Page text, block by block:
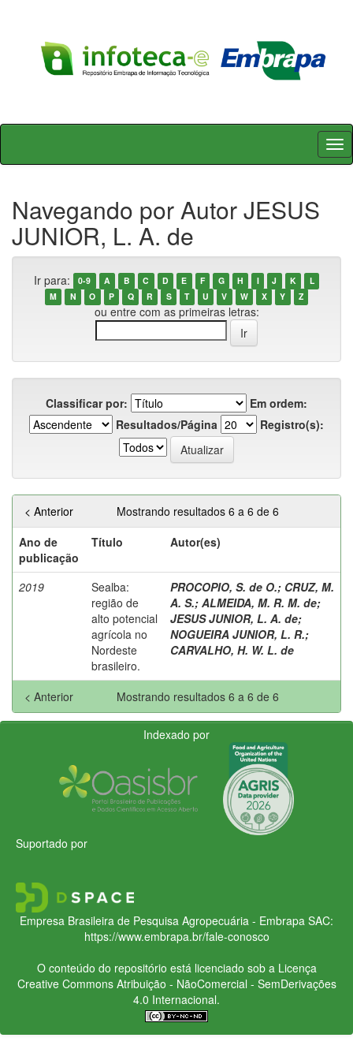
Skip
Navegando por Autor JESUS
JUNIOR, L. A. de
Ir para: 0-9 A B C D E F G H I J K
L
M
N O P Q R S T U V W X Y Z
ou entre com as primeiras letras:
Classificar por:
Em ordem:
Resultados/Página
Registro(s):
Mostrando resultados 6 a 6 de 6
< Anterior
Ano de
publicação
Título Autor(es)
2019
Sealba:
região de
alto potencial
agrícola no
Nordeste
brasileiro.
PROCOPIO, S. de O.; CRUZ, M.
A. S.; ALMEIDA, M. R. M. de;
JESUS JUNIOR, L. A. de;
NOGUEIRA JUNIOR, L. R.;
CARVALHO, H. W. L. de
Mostrando resultados 6 a 6 de 6
< Anterior
Indexado por
Suportado por
Empresa Brasileira de Pesquisa Agropecuária - Embrapa SAC:
https://www.embrapa.br/fale-conosco
O conteúdo do repositório está licenciado sob a Licença
Creative CommonsAtribuição - NãoComercial - SemDerivações
4.0 Internacional.